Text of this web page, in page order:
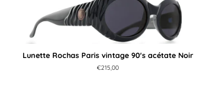
Lunette Rochas Paris vintage 90's acétate Noir
Prix
€215,00